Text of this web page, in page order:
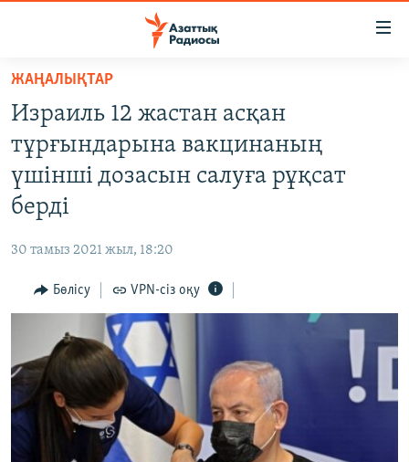
Skip
main
content
Skip
main
Skip
Search
САЯСАТ
AZATTYQTV
ҚАҢТАР ОҚИҒАСЫ
ӘЛЕМ
АРНАЙЫ ЖОБАЛАР
Русский
ЖАЗЫЛЫҢЫЗ
ЖАҢАЛЫҚТАР
Израиль 12 жастан асқан
тұрғындарына вакцинаның
үшінші дозасын салуға рұқсат
берді
30 тамыз 2021 жыл, 18:20
Бөлісу VPN-сіз оқу